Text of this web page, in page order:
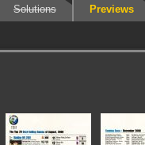
Solutions Previews